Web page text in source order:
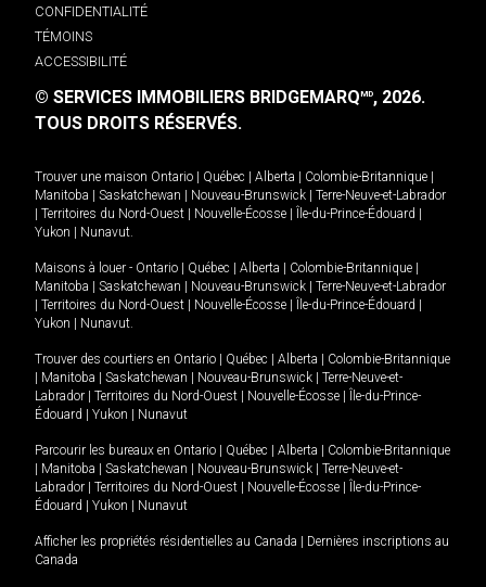
CONFIDENTIALITÉ
TÉMOINS
ACCESSIBILITÉ
© SERVICES IMMOBILIERS BRIDGEMARQMD, 2026.
TOUS DROITS RÉSERVÉS.
Trouver une maison Ontario Québec Alberta Colombie-Britannique
Manitoba
Saskatchewan Nouveau-Brunswick
Terre-Neuve-et-Labrador
Territoires du Nord-Ouest Nouvelle-Écosse Île-du-Prince-Édouard
Yukon
Nunavut.
Maisons à louer - Ontario Québec Alberta Colombie-Britannique
Manitoba
Saskatchewan Nouveau-Brunswick
Terre-Neuve-et-Labrador
Territoires du Nord-Ouest Nouvelle-Écosse Île-du-Prince-Édouard
Yukon
Nunavut.
Trouver des courtiers en Ontario Québec Alberta
Colombie-Britannique
Manitoba Saskatchewan Nouveau-Brunswick
Terre-Neuve-et-
Labrador
Territoires du Nord-Ouest Nouvelle-Écosse
Île-du-Prince-
Édouard
Yukon Nunavut
Parcourir les bureaux en Ontario Québec Alberta
Colombie-Britannique
Manitoba Saskatchewan Nouveau-Brunswick
Terre-Neuve-et-
Labrador
Territoires du Nord-Ouest Nouvelle-Écosse
Île-du-Prince-
Édouard
Yukon Nunavut
Afficher les propriétés résidentielles au Canada
Dernières inscriptions au
Canada